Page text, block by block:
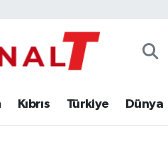
Kıbrıs Türkiye Dünya